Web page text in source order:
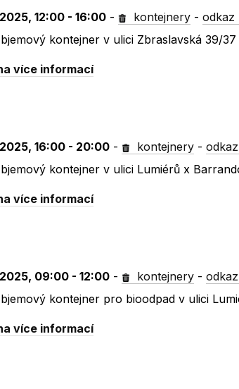
2025, 12:00 - 16:00 - kontejnery -odkaz
kontejner v ulici Zbraslavská 39/37
více informací
2025, 16:00 - 20:00 - kontejnery -
kontejner v ulici Lumiérů x
více informací
2025, 09:00 - 12:00 - kontejnery -
kontejner pro bioodpad v ulici
více informací